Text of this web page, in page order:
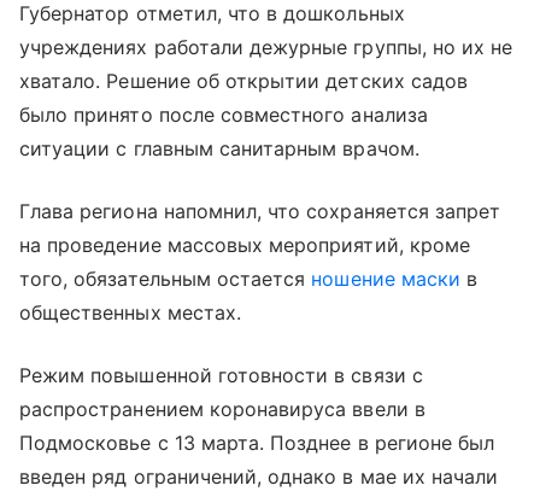
Губернатор отметил, что в дошкольных
учреждениях работали дежурные группы, но их не
хватало. Решение об открытии детских садов
было принято после совместного анализа
ситуации с главным санитарным врачом.
Глава региона напомнил, что сохраняется запрет
на проведение массовых мероприятий, кроме
того, обязательным остается ношение маски в
общественных местах.
Режим повышенной готовности в связи с
распространением коронавируса ввели в
Подмосковье с 13 марта. Позднее в регионе был
введен ряд ограничений, однако в мае их начали